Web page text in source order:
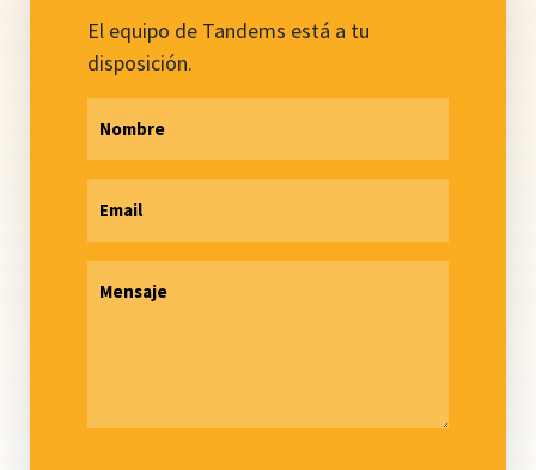
El equipo de Tandems está a tu
disposición.